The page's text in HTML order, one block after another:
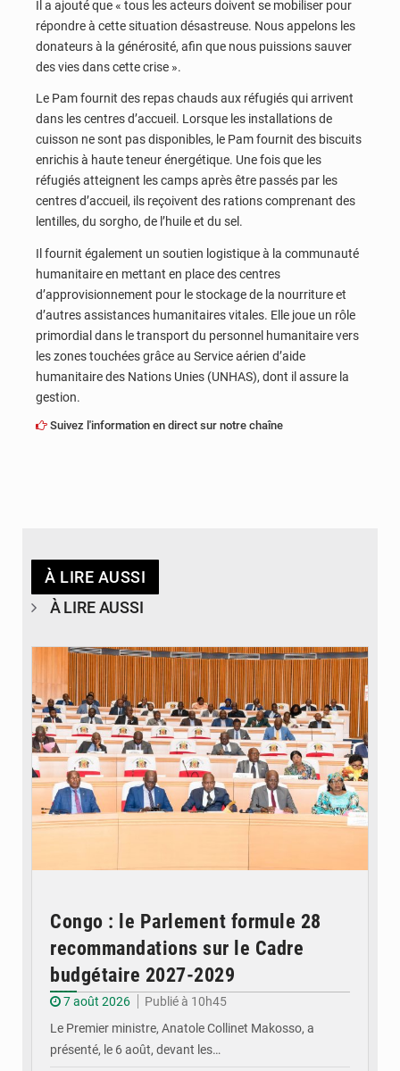
Il a ajouté que « tous les acteurs doivent se mobiliser pour
répondre à cette situation désastreuse. Nous appelons les
donateurs à la générosité, afin que nous puissions sauver
des vies dans cette crise ».
Le Pam fournit des repas chauds aux réfugiés qui arrivent
dans les centres d’accueil. Lorsque les installations de
cuisson ne sont pas disponibles, le Pam fournit des biscuits
enrichis à haute teneur énergétique. Une fois que les
réfugiés atteignent les camps après être passés par les
centres d’accueil, ils reçoivent des rations comprenant des
lentilles, du sorgho, de l’huile et du sel.
Il fournit également un soutien logistique à la communauté
humanitaire en mettant en place des centres
d’approvisionnement pour le stockage de la nourriture et
d’autres assistances humanitaires vitales. Elle joue un rôle
primordial dans le transport du personnel humanitaire vers
les zones touchées grâce au Service aérien d’aide
humanitaire des Nations Unies (UNHAS), dont il assure la
gestion.
Suivez l'information en direct sur notre chaîne
À LIRE AUSSI
À LIRE AUSSI
Congo : le Parlement formule 28
recommandations sur le Cadre
budgétaire 2027-2029
7 août 2026
Publié à 10h45
Le Premier ministre, Anatole Collinet Makosso, a
présenté, le 6 août, devant les…